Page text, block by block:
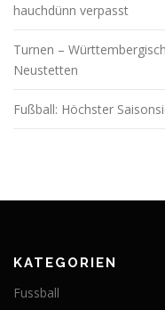
hauchdünn verpasst
Turnen –
Neustetten
Fußball: Höchster
KATEGORIEN
Fussball